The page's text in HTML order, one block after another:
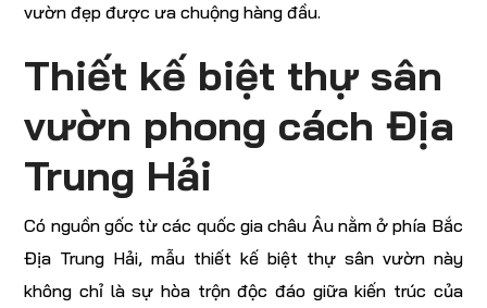
vườn đẹp được ưa chuộng hàng đầu.
Thiết kế biệt thự sân
vườn phong cách Địa
Trung Hải
Có nguồn gốc từ các quốc gia châu Âu nằm ở phía Bắc
Địa Trung Hải, mẫu thiết kế biệt thự sân vườn này
không chỉ là sự hòa trộn độc đáo giữa kiến trúc của